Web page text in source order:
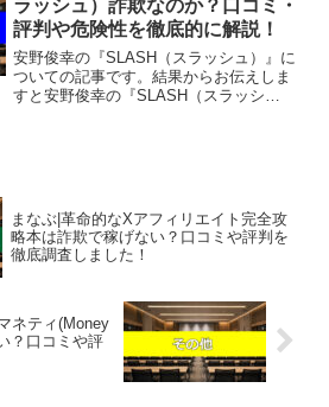
ラッシュ）詐欺なのか？口コミ・
評判や危険性を徹底的に解説！
安野俊幸の『SLASH（スラッシュ）』に
ついての記事です。結果からお伝えしま
すと安野俊幸の『SLASH（スラッシ
まなぶ|革命的なXアフィリエイト完全攻
略本は詐欺で稼げない？口コミや評判を
徹底調査しました！
ネティ(Money
？口コミや評